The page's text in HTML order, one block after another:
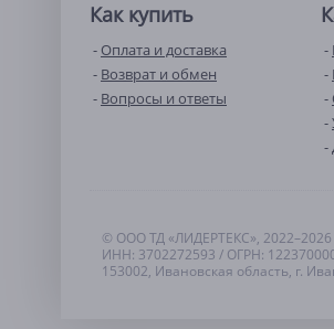
Как купить
Оплата и доставка
Возврат и обмен
Вопросы и ответы
© ООО ТД «ЛИДЕРТЕКС», 2022–2026
ИНН: 3702272593 / ОГРН:
153002, Ивановская область, г.